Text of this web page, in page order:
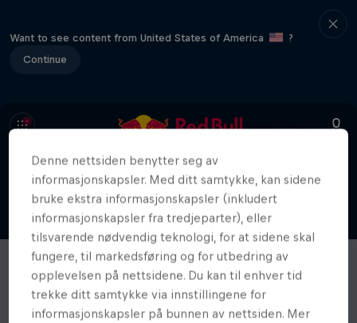
Want to see content from United States of America
?
Continue
Denne nettsiden benytter seg av
informasjonskapsler. Med ditt samtykke, kan sidene
bruke ekstra informasjonskapsler (inkludert
informasjonskapsler fra tredjeparter), eller
tilsvarende nødvendig teknologi, for at sidene skal
fungere, til markedsføring og for utbedring av
opplevelsen på nettsidene. Du kan til enhver tid
trekke ditt samtykke via innstillingene for
informasjonskapsler på bunnen av nettsiden. Mer